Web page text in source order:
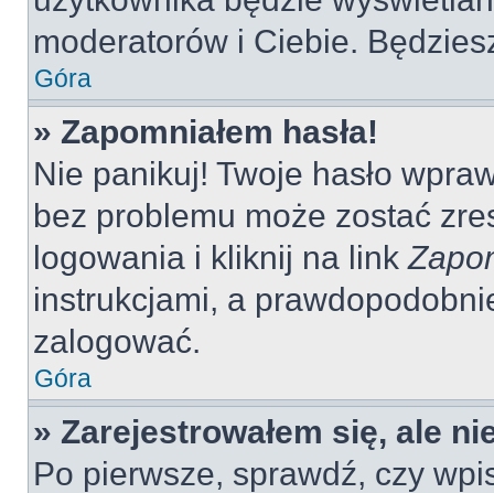
moderatorów i Ciebie.
Góra
» Zapomniałem hasła!
Nie panikuj! Twoje hasło
bez problemu może zostać
logowania i kliknij na link
instrukcjami, a
zalogować.
Góra
» Zarejestrowałem się, ale
Po pierwsze, sprawdź, czy